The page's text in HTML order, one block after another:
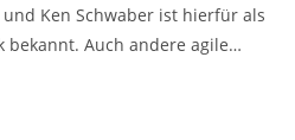
Ken Schwaber ist hierfür als
bekannt. Auch andere agile…